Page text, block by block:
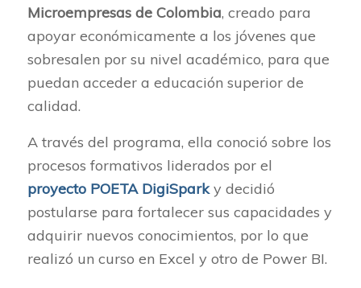
Microempresas de Colombia, creado para
apoyar económicamente a los jóvenes que
sobresalen por su nivel académico, para que
puedan acceder a educación superior de
calidad.
A través del programa, ella conoció sobre los
procesos formativos liderados por el
proyecto POETA DigiSparky decidió
postularse para fortalecer sus capacidades y
adquirir nuevos conocimientos, por lo que
realizó un curso en Excel y otro de Power BI.